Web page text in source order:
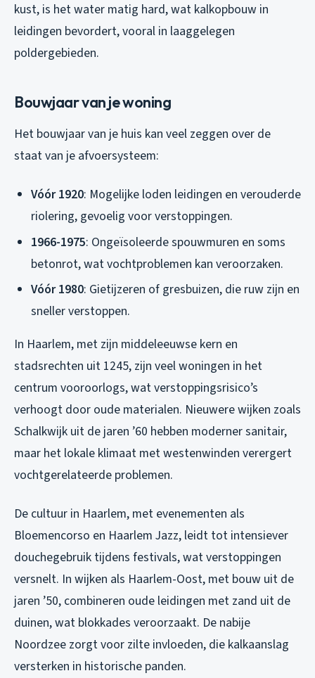
kust, is het water matig hard, wat kalkopbouw in
leidingen bevordert, vooral in laaggelegen
poldergebieden.
Bouwjaar van je woning
Het bouwjaar van je huis kan veel zeggen over de
staat van je afvoersysteem:
Vóór 1920: Mogelijke loden leidingen en verouderde
riolering, gevoelig voor verstoppingen.
1966-1975: Ongeïsoleerde spouwmuren en soms
betonrot, wat vochtproblemen kan veroorzaken.
Vóór 1980: Gietijzeren of gresbuizen, die ruw zijn en
sneller verstoppen.
In Haarlem, met zijn middeleeuwse kern en
stadsrechten uit 1245, zijn veel woningen in het
centrum vooroorlogs, wat verstoppingsrisico’s
verhoogt door oude materialen. Nieuwere wijken zoals
Schalkwijk uit de jaren ’60 hebben moderner sanitair,
maar het lokale klimaat met westenwinden verergert
vochtgerelateerde problemen.
De cultuur in Haarlem, met evenementen als
Bloemencorso en Haarlem Jazz, leidt tot intensiever
douchegebruik tijdens festivals, wat verstoppingen
versnelt. In wijken als Haarlem-Oost, met bouw uit de
jaren ’50, combineren oude leidingen met zand uit de
duinen, wat blokkades veroorzaakt. De nabije
Noordzee zorgt voor zilte invloeden, die kalkaanslag
versterken in historische panden.